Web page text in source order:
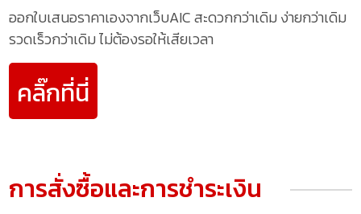
ออกใบเสนอราคาเองจากเว็บAIC สะดวกกว่าเดิม ง่ายกว่าเดิม
รวดเร็วกว่าเดิม ไม่ต้องรอให้เสียเวลา
คลิ๊กที่นี่
การสั่งซื้อและการชำระเงิน